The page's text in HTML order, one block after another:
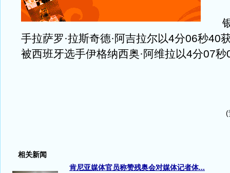
银
手拉萨罗·拉斯奇德·阿吉拉尔以4分06秒40
被西班牙选手伊格纳西奥·阿维拉以4分07
(
相关新闻
肯尼亚媒体官员称赞残奥会对媒体记者体...